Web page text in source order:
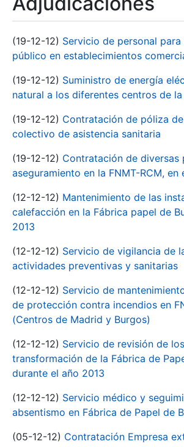
(19-12-12) Servicio de personal
público en establecimientos
(19-12-12) Suministro de energía
natural a los diferentes centros de la
(19-12-12) Contratación de póliza
colectivo de asistencia sanitaria
(19-12-12) Contratación de diversas
aseguramiento en la FNMT-RCM, en
(12-12-12) Mantenimiento de las
calefacción en la Fábrica papel de
2013
(12-12-12) Servicio de vigilancia de
actividades preventivas y sanitarias
(12-12-12) Servicio de
de protección contra incendios en
(Centros de Madrid y Burgos)
(12-12-12) Servicio de revisión de
transformación de la Fábrica de
durante el año 2013
(12-12-12) Servicio médico y
absentismo en Fábrica de Papel de
(05-12-12) Contratación Empresa